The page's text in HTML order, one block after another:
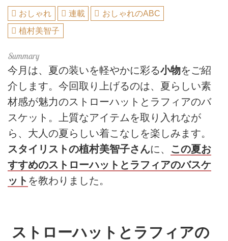
おしゃれ 連載
おしゃれのABC
植村美智子
今月は、夏の装いを軽やかに彩る小物をご紹
介します。今回取り上げるのは、夏らしい素
材感が魅力のストローハットとラフィアのバ
スケット。上質なアイテムを取り入れなが
ら、大人の夏らしい着こなしを楽しみます。
スタイリストの植村美智子さんに、 この夏お
すすめのストローハットとラフィアのバスケ
ット を教わりました。
ストローハットとラフィアの